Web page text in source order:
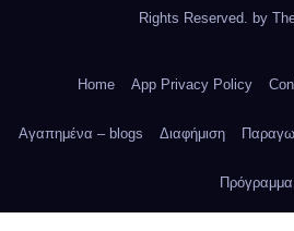
Rights Reserved. by
Home App Privacy Policy
Αγαπημένα – blogs Διαφήμιση
Πρόγραμμα